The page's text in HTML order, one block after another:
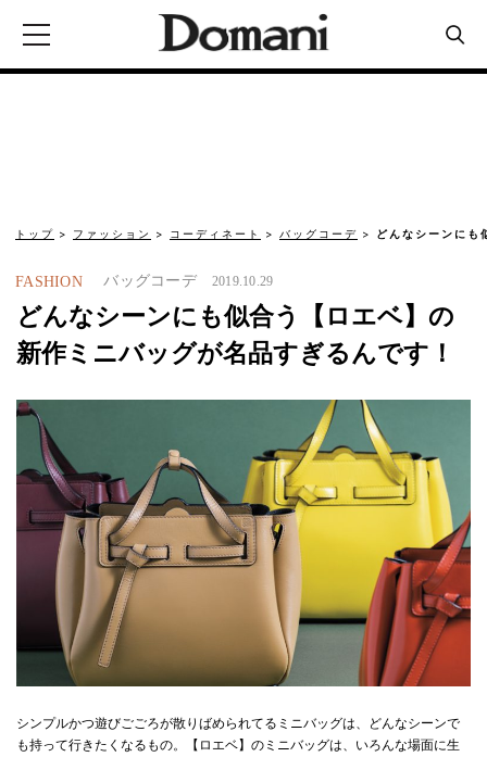
トップ ファッション コーディネート バッグコーデ どんなシーンにも
FASHION バッグコーデ 2019.10.29
どんなシーンにも似合う【ロエベ】の
新作ミニバッグが名品すぎるんです！
シンプルかつ遊びごごろが散りばめられてるミニバッグは、どんなシーンで
も持って行きたくなるもの。【ロエベ】のミニバッグは、いろんな場面に生